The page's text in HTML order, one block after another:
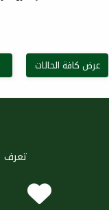
عرض كافة الحالات
تعرف